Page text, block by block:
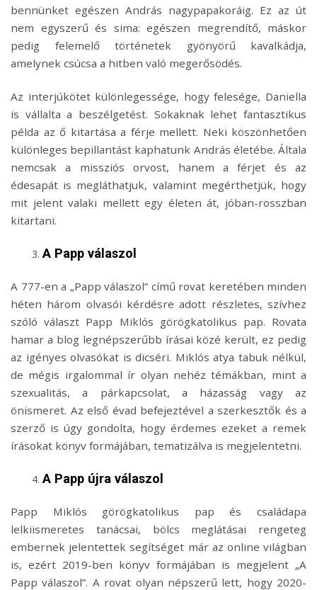
bennünket egészen András nagypapakoráig. Ez az út
nem egyszerű és sima: egészen megrendítő, máskor
pedig felemelő történetek gyönyörű kavalkádja,
amelynek csúcsa a hitben való megerősödés.
Az interjúkötet különlegessége, hogy felesége, Daniella
is vállalta a beszélgetést. Sokaknak lehet fantasztikus
példa az ő kitartása a férje mellett. Neki köszönhetően
különleges bepillantást kaphatunk András életébe. Általa
nemcsak a missziós orvost, hanem a férjet és az
édesapát is megláthatjuk, valamint megérthetjük, hogy
mit jelent valaki mellett egy életen át, jóban-rosszban
kitartani.
A Papp válaszol
A 777-en a „Papp válaszol” című rovat keretében minden
héten három olvasói kérdésre adott részletes, szívhez
szóló választ Papp Miklós görögkatolikus pap. Rovata
hamar a blog legnépszerűbb írásai közé került, ez pedig
az igényes olvasókat is dicséri. Miklós atya tabuk nélkül,
de mégis irgalommal ír olyan nehéz témákban, mint a
szexualitás, a párkapcsolat, a házasság vagy az
önismeret. Az első évad befejeztével a szerkesztők és a
szerző is úgy gondolta, hogy érdemes ezeket a remek
írásokat könyv formájában, tematizálva is megjelentetni.
A Papp újra válaszol
Papp Miklós görögkatolikus pap és családapa
lelkiismeretes tanácsai, bölcs meglátásai rengeteg
embernek jelentettek segítséget már az online világban
is, ezért 2019-ben könyv formájában is megjelent „A
Papp válaszol”. A rovat olyan népszerű lett, hogy 2020-